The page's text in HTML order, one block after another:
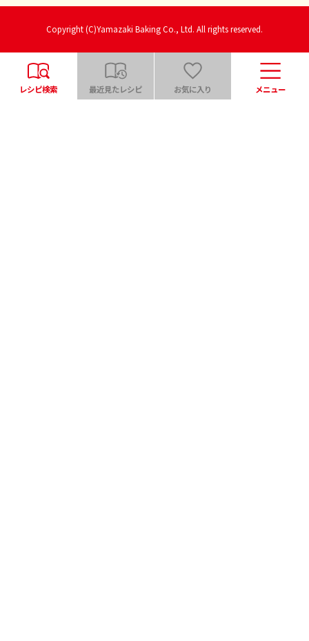
Copyright (C)Yamazaki Baking Co., Ltd. All rights reserved.
レシピ検索 最近見たレシピ お気に入り メニュー